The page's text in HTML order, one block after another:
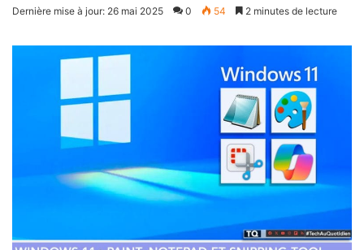
un
Dernière mise à jour: 26 mai 2025 0 54 2 minutes de lecture